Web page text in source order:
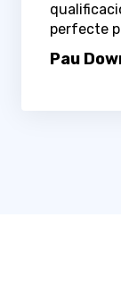
perfecte
Pau